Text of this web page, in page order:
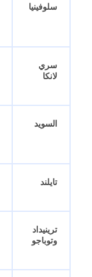
سلوفينيا
سري
لانكا
السويد
تايلند
ترينيداد
وتوباجو